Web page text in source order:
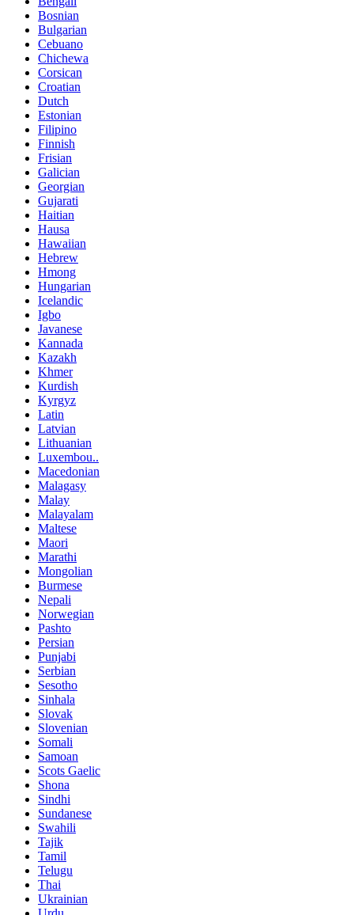
Bosnian
Bulgarian
Cebuano
Chichewa
Corsican
Croatian
Dutch
Estonian
Filipino
Finnish
Frisian
Galician
Georgian
Gujarati
Haitian
Hausa
Hawaiian
Hebrew
Hmong
Hungarian
Icelandic
Igbo
Javanese
Kannada
Kazakh
Khmer
Kurdish
Kyrgyz
Latin
Latvian
Lithuanian
Luxembou..
Macedonian
Malagasy
Malay
Malayalam
Maltese
Maori
Marathi
Mongolian
Burmese
Nepali
Norwegian
Pashto
Persian
Punjabi
Serbian
Sesotho
Sinhala
Slovak
Slovenian
Somali
Samoan
Scots Gaelic
Shona
Sindhi
Sundanese
Swahili
Tajik
Tamil
Telugu
Thai
Ukrainian